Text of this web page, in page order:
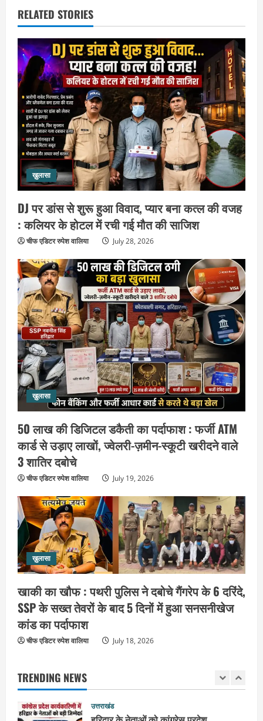
RELATED STORIES
ख़ुलासा
DJ पर डांस से शुरू हुआ विवाद, प्यार बना कत्ल की वजह
: कलियर के होटल में रची गई मौत की साजिश
चीफ एडिटर रुपेश वालिया July 28, 2026
ख़ुलासा
50 लाख की डिजिटल डकैती का पर्दाफाश : फर्जी ATM
कार्ड से उड़ाए लाखों, ज्वेलरी-ज़मीन-स्कूटी खरीदने वाले
3 शातिर दबोचे
चीफ एडिटर रुपेश वालिया July 19, 2026
ख़ुलासा
खाकी का खौफ : पथरी पुलिस ने दबोचे गैंगरेप के 6 दरिंदे,
SSP के सख्त तेवरों के बाद 5 दिनों में हुआ सनसनीखेज
कांड का पर्दाफाश
चीफ एडिटर रुपेश वालिया July 18, 2026
TRENDING NEWS
2
उत्तराखंड
हरिद्वार के नेताओं को कांग्रेस प्रदेश
कार्यकारिणी में बड़ी जिम्मेदारी, संगठन को मिले
नए चेहरे
August 7, 2026
3
उत्तराखंड
2036 ओलंपिक का सपना लेकर निकलेगी
कांवड़ यात्रा, संतों ने दिया विजयी भव का
आशीर्वाद
August 6, 2026
4
उत्तराखंड
एसआईआर के तहत जारी किए जा रहे नोटिसों
पर कांग्रेस ने जतायी आपत्ति, मतदाताओं को
August 6, 2026
5
उत्तराखंड
महंत यति रामस्वरूप आनंद गिरि को लेकर पूरे
दिन चला हाई वोल्टेज ड्रामा, चौकी से अपने
साथ ले गए यति नरसिंहानंद गिरी
August 5, 2026
पूर्व कैबिनेट मंत्री स्वामी यतीश्वरानंद ने
शिवभक्त कांवड़ियों को भोजन प्रसाद वितरित
कर की सेवा, कांवड़ियों की सेवा के लिए सभी
यतिश्वरानन्द
2
कार्यकारिणी में बड़ी जिम्मेदारी, संगठन को मिले
August 7, 2026